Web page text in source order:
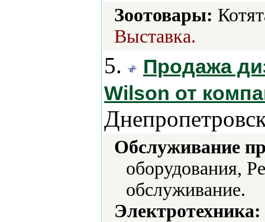
Зоотовары:
Выставка.
5.
Продажа
Wilson от
Обслуживание
оборудования,
обслуживание.
Электротехника: